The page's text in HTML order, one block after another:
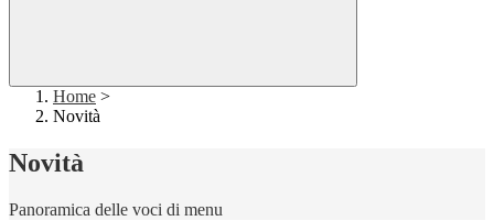
Home >
Novità
Novità
Panoramica delle voci di menu